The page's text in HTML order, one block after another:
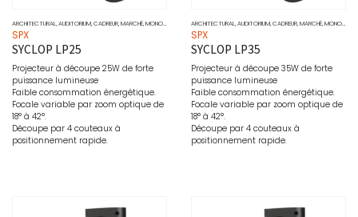
ARCHITECTURAL,AUDITORIUM,CADREUR,MARCHÉ,MONOCHROME MUSÉO,PROJECTEURS,SOURCE
SPX
SYCLOP LP25
Projecteur à découpe 25W de forte
puissance lumineuse
Faible consommation énergétique.
Focale variable par zoom optique de
18° à 42°.
Découpe par 4 couteaux à
positionnement rapide.
ARCHITECTURAL,AUDITORIUM,CADREUR,MARCHÉ,MONOCHROME
SPX
SYCLOP LP35
Projecteur à découpe 35W de forte
puissance lumineuse
Faible consommation énergétique.
Focale variable par zoom optique de
18° à 42°.
Découpe par 4 couteaux à
positionnement rapide.